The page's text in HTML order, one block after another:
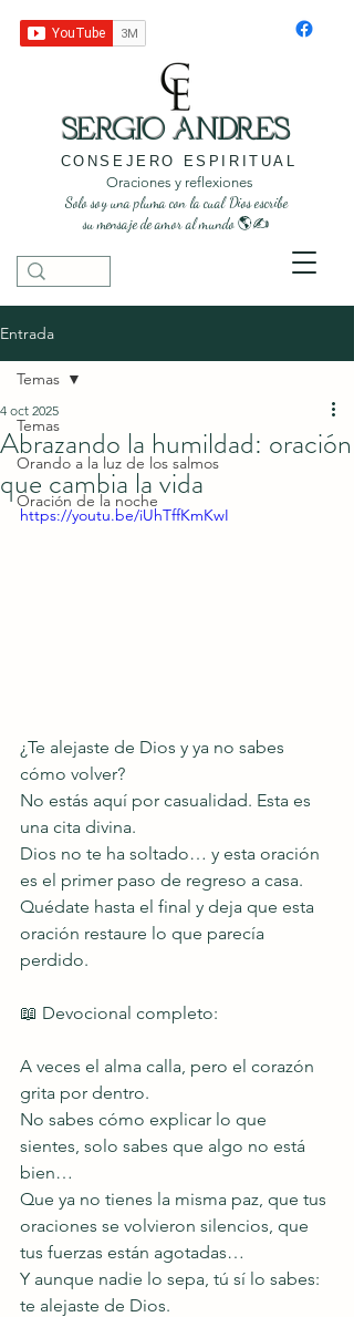
Oraciones y reflexiones
Solo soy una pluma con la cual Dios escribe
su mensaje de amor al mundo 🌎✍️
CONSEJERO ESPIRITUAL
SERGIO ANDRES
Entrada
Temas
Orando a la luz de los salmos
Oración de la noche
Temas
Abrazando la humildad: oración
que cambia la vida
4 oct 2025
https://youtu.be/iUhTffKmKwI
¿Te alejaste de Dios y ya no sabes
cómo volver?
No estás aquí por casualidad. Esta es
una cita divina.
Dios no te ha soltado… y esta oración
es el primer paso de regreso a casa.
Quédate hasta el final y deja que esta
oración restaure lo que parecía
perdido.
📖 Devocional completo:
A veces el alma calla, pero el corazón
grita por dentro.
No sabes cómo explicar lo que
sientes, solo sabes que algo no está
bien…
Que ya no tienes la misma paz, que tus
oraciones se volvieron silencios, que
tus fuerzas están agotadas…
Y aunque nadie lo sepa, tú sí lo sabes:
te alejaste de Dios.